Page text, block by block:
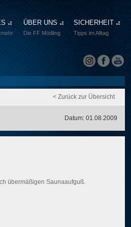
ÜBER UNS
Die FF Mödling
SICHERHEIT
Tipps im Alltag
< Zurück zur Übersicht
Datum: 01.08.2009
übermäßigen Saunaaufguß.